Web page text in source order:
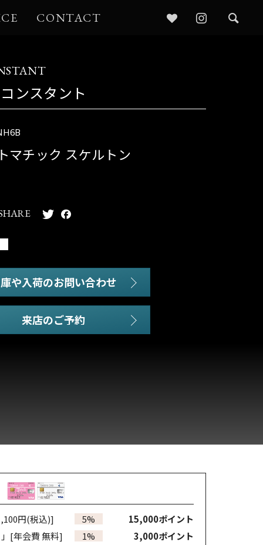
CONTACT
ンスタント
マチック スケルトン
や入荷のお問い合わせ
円(税込)] 5% 15,000ポイント
[年会費 無料] 1% 3,000ポイント